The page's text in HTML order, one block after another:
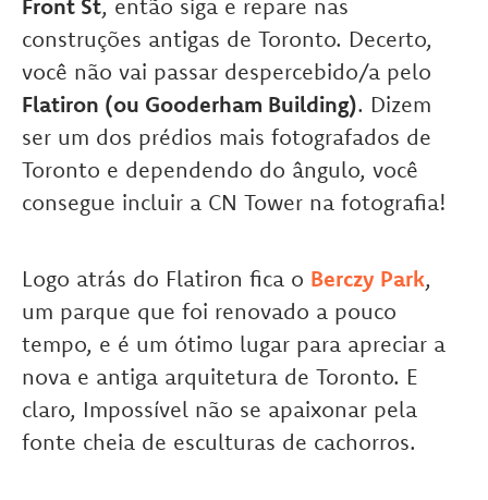
Front St, então siga e repare nas
construções antigas de Toronto. Decerto,
você não vai passar despercebido/a pelo
Flatiron (ou Gooderham Building). Dizem
ser um dos prédios mais fotografados de
Toronto e dependendo do ângulo, você
consegue incluir a CN Tower na fotografia!
Logo atrás do Flatiron fica o Berczy Park,
um parque que foi renovado a pouco
tempo, e é um ótimo lugar para apreciar a
nova e antiga arquitetura de Toronto. E
claro, Impossível não se apaixonar pela
fonte cheia de esculturas de cachorros.